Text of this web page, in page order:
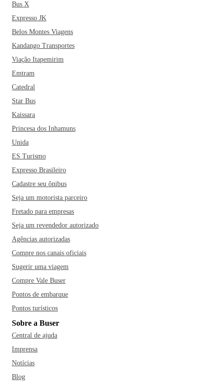
Bus X
Expresso JK
Belos Montes Viagens
Kandango Transportes
Viação Itapemirim
Emtram
Catedral
Star Bus
Kaissara
Princesa dos Inhamuns
Unida
ES Turismo
Expresso Brasileiro
Cadastre seu ônibus
Seja um motorista parceiro
Fretado para empresas
Seja um revendedor autorizado
Agências autorizadas
Compre nos canais oficiais
Sugerir uma viagem
Compre Vale Buser
Pontos de embarque
Pontos turísticos
Sobre a Buser
Central de ajuda
Imprensa
Notícias
Blog